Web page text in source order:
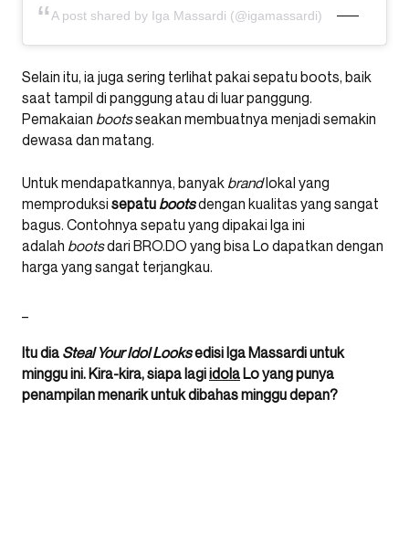
A post shared by Iga Massardi (@igamassardi)
Selain itu, ia juga sering terlihat pakai sepatu boots, baik
saat tampil di panggung atau di luar panggung.
Pemakaian bootsseakan membuatnya menjadi semakin
dewasa dan matang.
Untuk mendapatkannya, banyak brandlokal yang
memproduksi sepatu bootsdengan kualitas yang sangat
bagus. Contohnya sepatu yang dipakai Iga ini
adalah bootsdari BRO.DO yang bisa Lo dapatkan dengan
harga yang sangat terjangkau.
Itu dia Steal Your Idol Looksedisi Iga Massardi untuk
minggu ini. Kira-kira, siapa lagiidolaLo yang punya
penampilan menarik untuk dibahas minggu depan?